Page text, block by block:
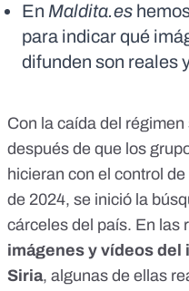
En Maldita.es
para indicar qué
difunden son reales
Con la caída del
después de que los
hicieran con el control
de 2024, se inició la
cárceles del país. En las
imágenes y vídeos
Siria, algunas de ellas